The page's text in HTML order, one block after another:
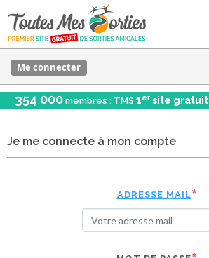
Me connecter
354 000 membres : TMS 1er site gratuit
Je me connecte à mon compte
ADRESSE MAIL